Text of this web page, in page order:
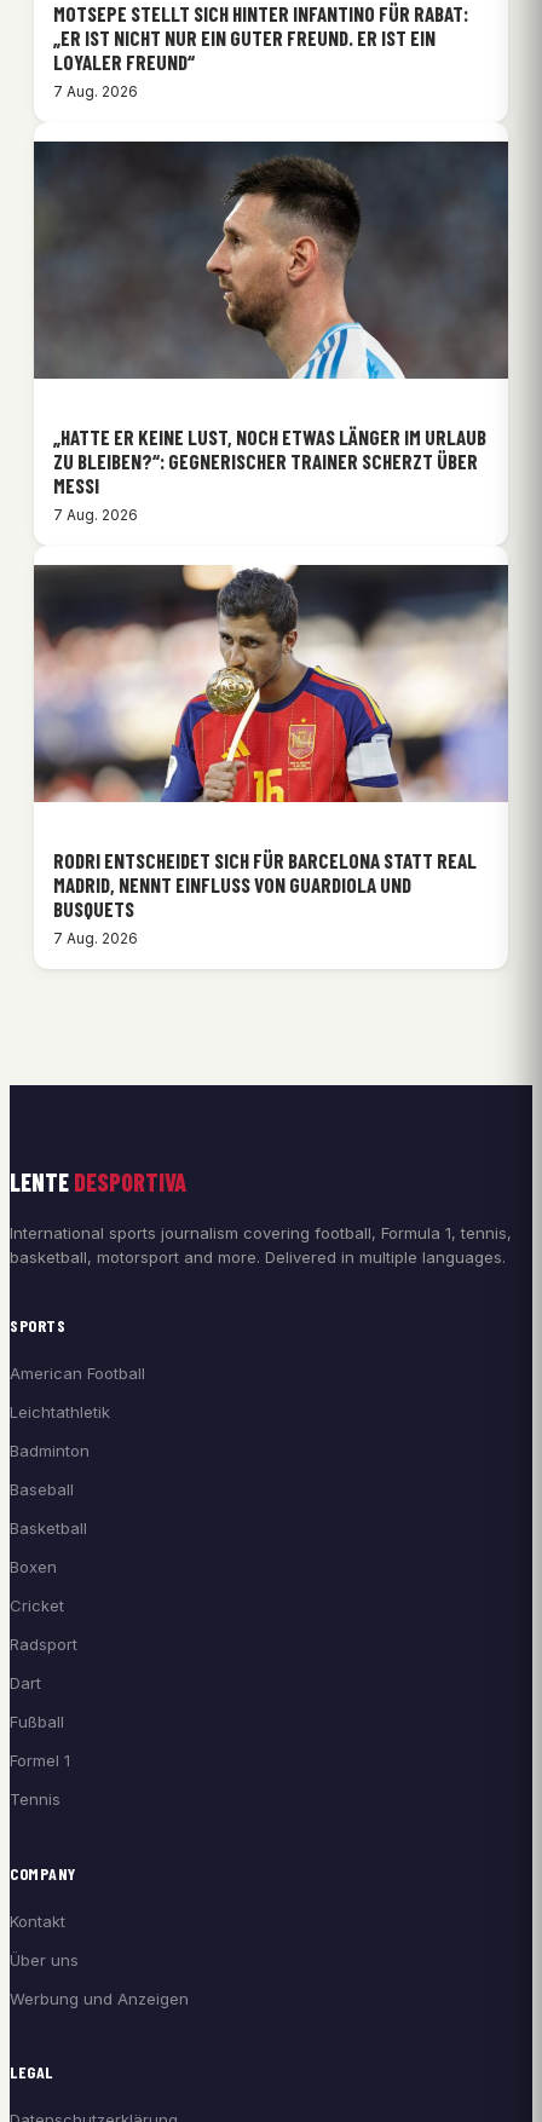
MOTSEPE STELLT SICH HINTER INFANTINO FÜR RABAT:
„ER IST NICHT NUR EIN GUTER FREUND. ER IST EIN
LOYALER FREUND“
7 Aug. 2026
„HATTE ER KEINE LUST, NOCH ETWAS LÄNGER IM URLAUB
ZU BLEIBEN?“: GEGNERISCHER TRAINER SCHERZT ÜBER
MESSI
7 Aug. 2026
RODRI ENTSCHEIDET SICH FÜR BARCELONA STATT REAL
MADRID, NENNT EINFLUSS VON GUARDIOLA UND
BUSQUETS
7 Aug. 2026
LENTE DESPORTIVA
International sports journalism covering football, Formula 1, tennis,
basketball, motorsport and more. Delivered in multiple languages.
SPORTS
American Football
Leichtathletik
Badminton
Baseball
Basketball
Boxen
Cricket
Radsport
Dart
Fußball
Formel 1
Tennis
COMPANY
Kontakt
Über uns
Werbung und Anzeigen
LEGAL